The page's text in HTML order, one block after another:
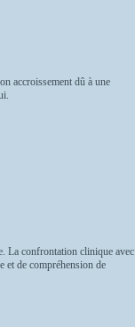
accroissement dû à une
La confrontation clinique avec
et de compréhension de